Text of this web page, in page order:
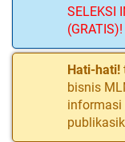
SELEKSI
(GRATIS)!
Hati-hati!
bisnis
informasi